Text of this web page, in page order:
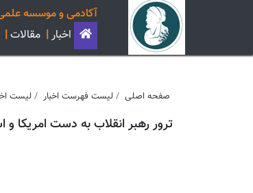
آکادمی و موسسه
|اخبار |مقالات
صفحه اصلی لیست فهرست اخبار لیست
ترور رهبر انقلاب به دست امریکا